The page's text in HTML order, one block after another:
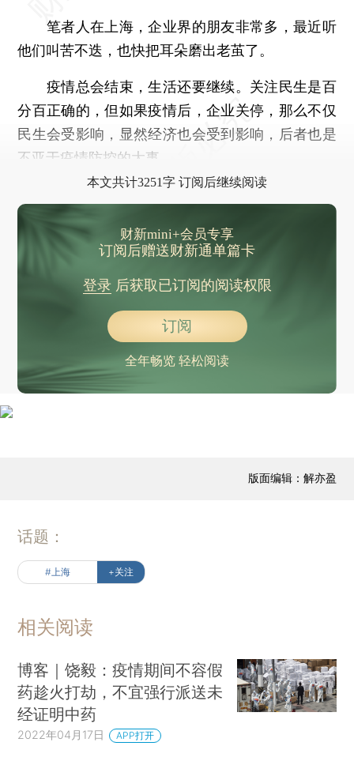
笔者人在上海，企业界的朋友非常多，最近听
他们叫苦不迭，也快把耳朵磨出老茧了。
疫情总会结束，生活还要继续。关注民生是百
分百正确的，但如果疫情后，企业关停，那么不仅
民生会受影响，显然经济也会受到影响，后者也是
不亚于疫情防控的大事。
本文共计3251字 订阅后继续阅读
财新mini+会员专享
订阅后赠送财新通单篇卡
登录后获取已订阅的阅读权限
订阅
全年畅览 轻松阅读
版面编辑：解亦盈
话题：
#上海 +关注
相关阅读
博客｜饶毅：疫情期间不容假
药趁火打劫，不宜强行派送未
经证明中药
2022年04月17日 APP打开